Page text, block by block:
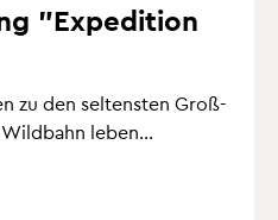
"Ex­pe­di­ti­on
zu den sel­tens­ten Gro­ß­
leben...